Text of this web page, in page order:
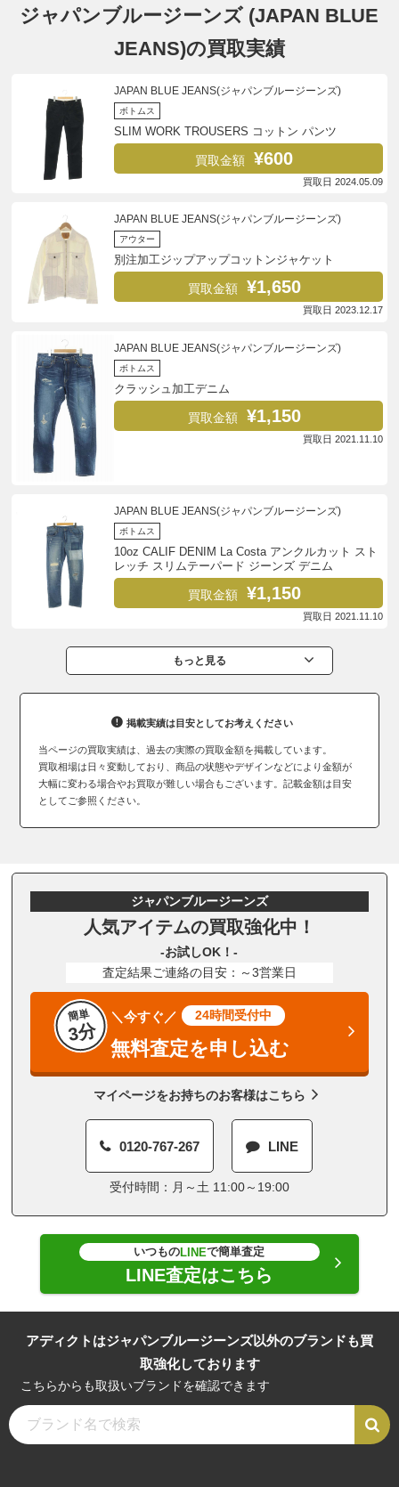
ジャパンブルージーンズ (JAPAN BLUE
JEANS)の買取実績
JAPAN BLUE JEANS(ジャパンブルージーンズ)
ボトムス
SLIM WORK TROUSERS コットン パンツ
買取金額 ¥600
買取日 2024.05.09
JAPAN BLUE JEANS(ジャパンブルージーンズ)
アウター
別注加工ジップアップコットンジャケット
買取金額 ¥1,650
買取日 2023.12.17
JAPAN BLUE JEANS(ジャパンブルージーンズ)
ボトムス
クラッシュ加工デニム
買取金額 ¥1,150
買取日 2021.11.10
JAPAN BLUE JEANS(ジャパンブルージーンズ)
ボトムス
10oz CALIF DENIM La Costa アンクルカット スト
レッチ スリムテーパード ジーンズ デニム
買取金額 ¥1,150
買取日 2021.11.10
もっと見る
掲載実績は目安としてお考えください
当ページの買取実績は、過去の実際の買取金額を掲載しています。
買取相場は日々変動しており、商品の状態やデザインなどにより金額が
大幅に変わる場合やお買取が難しい場合もございます。記載金額は目安
としてご参照ください。
ジャパンブルージーンズ
人気アイテムの買取強化中！
-お試しOK！-
査定結果ご連絡の目安：～3営業日
簡単
3分
＼今すぐ／ 24時間受付中
無料査定を申し込む
マイページをお持ちのお客様はこちら
0120-767-267 LINE
受付時間：月～土 11:00～19:00
いつものLINEで簡単査定
LINE査定はこちら
アディクトはジャパンブルージーンズ以外のブランドも買
取強化しております
こちらからも取扱いブランドを確認できます